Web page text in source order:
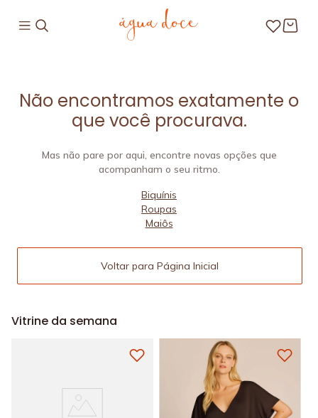
Não encontramos exatamente o
que você procurava.
Mas não pare por aqui, encontre novas opções que
acompanham o seu ritmo.
Biquínis
Roupas
Maiôs
Voltar para Página Inicial
Vitrine da semana